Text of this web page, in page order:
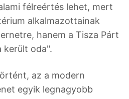
félreértés lehet, mert
alkalmazottainak
hanem a Tisza Párt
került oda".
az a modern
egyik legnagyobb